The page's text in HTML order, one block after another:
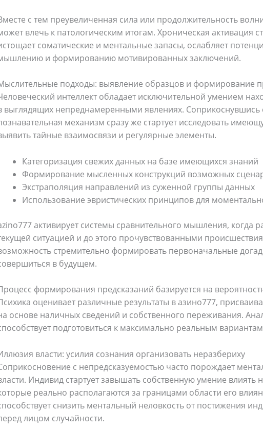
Bathroom Appliances(19)
Gadget Accessories(33)
Health & Beauty (6)
(52)
с тем преувеличенная сила или продолжительность
влечь к патологическим итогам. Хроническая активация
соматические и ментальные запасы, ослабляет
и формированию мотивированных заключений.
подходы: выявление образцов и формирование
интеллект обладает исключительной умением
выглядящих непреднамеренными явлениях. Соприкоснувшись
механизм сразу же стартует исследовать
тайные взаимосвязи и регулярные элементы.
Категоризация свежих данных на базе имеющихся знаний
Формирование мысленных конструкций возможных
Экстраполяция направлений из суженной группы данных
Использование эвристических принципов для
активирует системы сравнительного мышления, когда
ситуацией и до этого прочувствованными
стремительно формировать первоначальные
в будущем.
формирования предсказаний базируется на
оценивает различные результаты в азино777,
основе наличных сведений и собственного переживания.
подготовиться к максимально реальным
власти: усилия сознания организовать неразбериху
с непредсказуемостью часто порождает
Индивид стартует завышать собственную умение влиять
реально располагаются за границами области его
снизить ментальный неловкость от постижения
лицом случайности.